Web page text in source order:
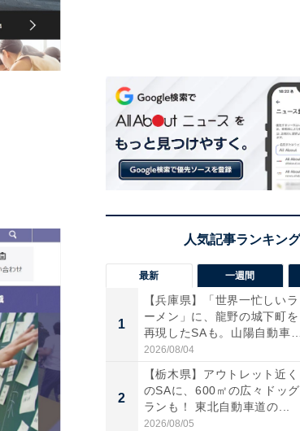
最新 一週間
1
【兵庫県】「世界一忙しいラ
ーメン」に、龍野の城下町を
再現したSAも。山陽自動車
道...
2026/08/04
2
【栃木県】アウトレット近く
のSAに、600㎡の広々ドッグ
ランも！ 東北自動車道の...
2026/08/05